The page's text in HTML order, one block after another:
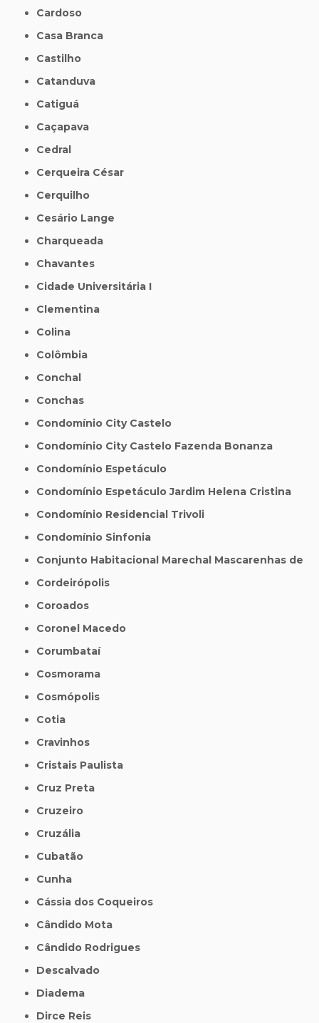
Cardoso
Casa Branca
Castilho
Catanduva
Catiguá
Caçapava
Cedral
Cerqueira César
Cerquilho
Cesário Lange
Charqueada
Chavantes
Cidade Universitária I
Clementina
Colina
Colômbia
Conchal
Conchas
Condomínio City Castelo
Condomínio City Castelo Fazenda Bonanza
Condomínio Espetáculo
Condomínio Espetáculo Jardim Helena Cristina
Condomínio Residencial Trivoli
Condomínio Sinfonia
Conjunto Habitacional Marechal Mascarenhas de
Cordeirópolis
Coroados
Coronel Macedo
Corumbataí
Cosmorama
Cosmópolis
Cotia
Cravinhos
Cristais Paulista
Cruz Preta
Cruzeiro
Cruzália
Cubatão
Cunha
Cássia dos Coqueiros
Cândido Mota
Cândido Rodrigues
Descalvado
Diadema
Dirce Reis